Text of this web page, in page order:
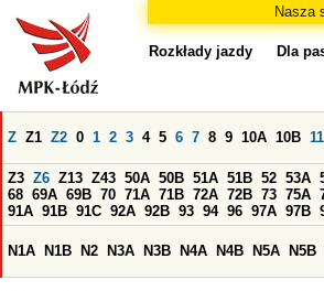
Nasza
Rozkłady jazdy Dla
Z Z1 Z2 0 1 2 3 4 5 6 7 8 9 10A 10B 11
Z3 Z6 Z13 Z43 50A 50B 51A 51B 52 53A
68 69A 69B 70 71A 71B 72A 72B 73 75A
91A 91B 91C 92A 92B 93 94 96 97A 97B
N1A N1B N2 N3A N3B N4A N4B N5A N5B